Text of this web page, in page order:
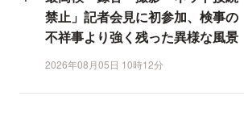
禁止」記者会見に初参加、検事の
不祥事より強く残った異様な風景
2026年08月05日 10時12分